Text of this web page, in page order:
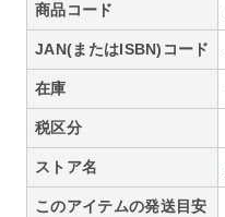
商品コード
JAN(またはISBN)コード
在庫
税区分
ストア名
このアイテムの発送目安